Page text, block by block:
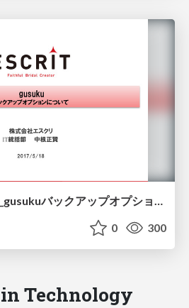
株式会社エスクリ様_gusukuバックアップオプションについて/escrit-gusuku-meetup-tokyo_vol2
0 300
Technology